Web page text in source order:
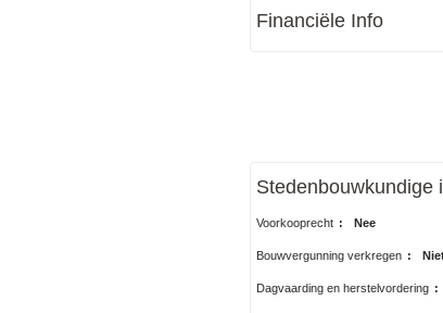
Financiële Info
Stedenbouwkundige
Voorkooprecht : Nee
Bouwvergunning verkregen :
Dagvaarding en herstelvordering :